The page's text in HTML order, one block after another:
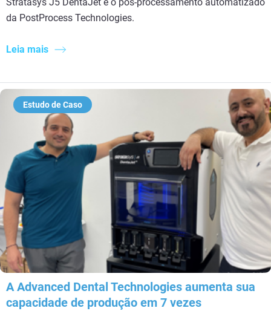
Stratasys J5 DentaJet e o pós-processamento automatizado
da PostProcess Technologies.
Leia mais
Estudo de Caso
A Advanced Dental Technologies aumenta sua
capacidade de produção em 7 vezes​